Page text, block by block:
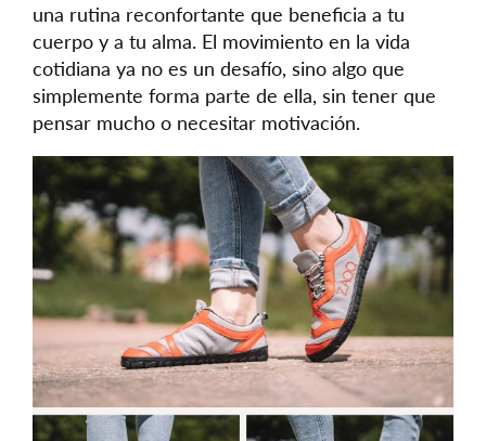
una rutina reconfortante que beneficia a tu
cuerpo y a tu alma. El movimiento en la vida
cotidiana ya no es un desafío, sino algo que
simplemente forma parte de ella, sin tener que
pensar mucho o necesitar motivación.